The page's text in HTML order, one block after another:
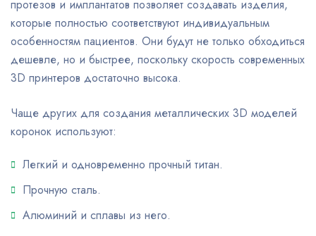
протезов и имплантатов позволяет создавать изделия,
которые полностью соответствуют индивидуальным
особенностям пациентов. Они будут не только обходиться
дешевле, но и быстрее, поскольку скорость современных
3D принтеров достаточно высока.
Чаще других для создания металлических 3D моделей
коронок используют:
Легкий и одновременно прочный титан.
Прочную сталь.
Алюминий и сплавы из него.